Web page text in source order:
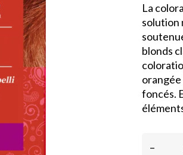
La
solution
blonds
orangée
foncés.
–